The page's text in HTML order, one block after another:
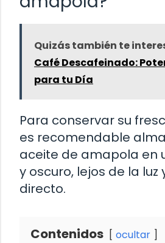
Quizás también te
Café Descafeinado:
para tu Día
Para conservar su
es recomendable
aceite de amapola en
y oscuro, lejos de la luz
directo.
Contenidos ocultar